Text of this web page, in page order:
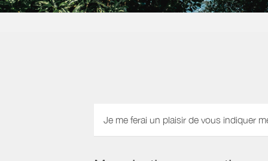
Je me ferai un plaisir de vous indiquer